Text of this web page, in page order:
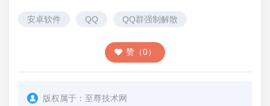
安卓软件 QQ QQ群强制解散
赞（0）
版权属于： 至尊技术网